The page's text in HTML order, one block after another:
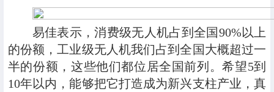
易佳表示，消费级无人机占到全国90%以上
的份额，工业级无人机我们占到全国大概超过一
半的份额，这些他们都位居全国前列。希望5到
10年以内，能够把它打造成为新兴支柱产业，真